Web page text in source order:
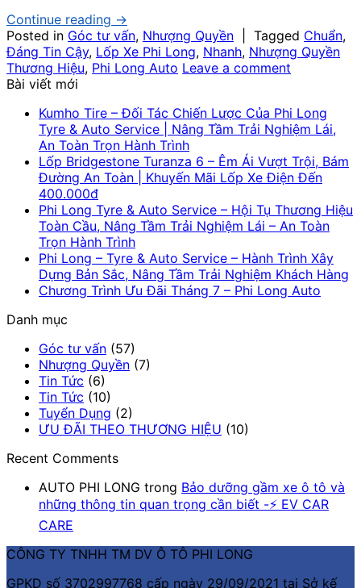
Continue reading →
Posted in Góc tư vấn, Nhượng Quyền Tagged Chuẩn,
Đáng Tin Cậy, Lốp Xe Phi Long, Nhanh, Nhượng Quyền
Thương Hiệu, Phi Long Auto Leave a comment
Bài viết mới
Kumho Tire – Đối Tác Chiến Lược Của Phi Long
Tyre & Auto Service | Nâng Tầm Trải Nghiệm Lái,
An Toàn Trọn Hành Trình
Lốp Bridgestone Turanza 6 – Êm Ái Vượt Trội, Bám
Đường An Toàn | Khuyến Mãi Lốp Xe Điện Đến
400.000đ
Phi Long Tyre & Auto Service – Hội Tụ Thương Hiệu
Toàn Cầu, Nâng Tầm Trải Nghiệm Lái – An Toàn
Trọn Hành Trình
Phi Long – Tyre & Auto Service – Hành Trình Xây
Dựng Bản Sắc, Nâng Tầm Trải Nghiệm Khách Hàng
Chương Trình Ưu Đãi Tháng 7 – Phi Long Auto
Danh mục
Góc tư vấn (57)
Nhượng Quyền (7)
Tin Tức (6)
Tin Tức (10)
Tuyển Dụng (2)
ƯU ĐÃI THEO THƯƠNG HIỆU (10)
Recent Comments
AUTO PHI LONG trong Bảo dưỡng gầm xe ô tô và
những thông tin quan trọng cần biết -⚡ EV CAR
CARE
CÔNG TY TNHH TM DV Ô TÔ PHI LONG
GPKD số 3702997768 cấp ngày 29/09/2021 tại Sở kế